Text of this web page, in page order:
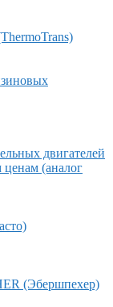
двигателей
(аналог
(Эбершпехер)